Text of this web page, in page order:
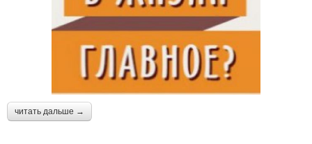
читать дальше →